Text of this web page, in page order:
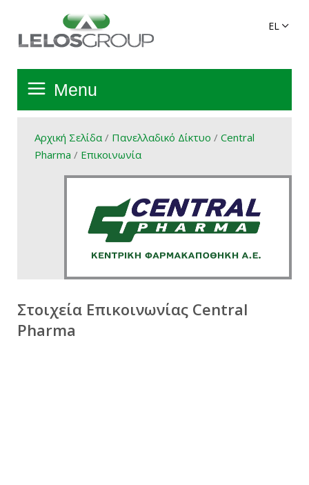
Menu
Αρχική Σελίδα
Όμιλος
Υπηρεσίες
Πανελλαδικό Δίκτυο
Νέα
Αρχική Σελίδα/ Πανελλαδικό Δίκτυο / Central
Pharma / Επικοινωνία
Στοιχεία Επικοινωνίας Central
Pharma